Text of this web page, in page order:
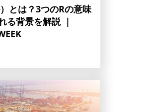
とは？3つのRの意味
る背景を解説 ｜